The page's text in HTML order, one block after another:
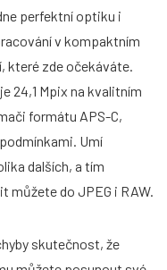
perfektní optiku i
v kompaktním
které zde očekáváte.
24,1 Mpix na kvalitním
formátu APS-C,
Umí
dalších, a tím
můžete do JPEG i RAW.
skutečnost, že